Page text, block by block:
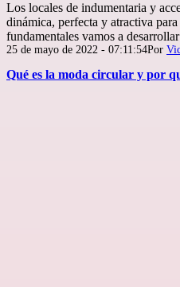
Los locales de indumentaria y
dinámica, perfecta y atractiva
fundamentales vamos a
Publicada
25 de mayo de 2022 - 07:11:54Por
Qué es la moda circular y por